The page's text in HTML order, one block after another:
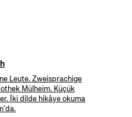
Leute. Zweisprachige
Mülheim. Küçük
İki dilde hikâye okuma